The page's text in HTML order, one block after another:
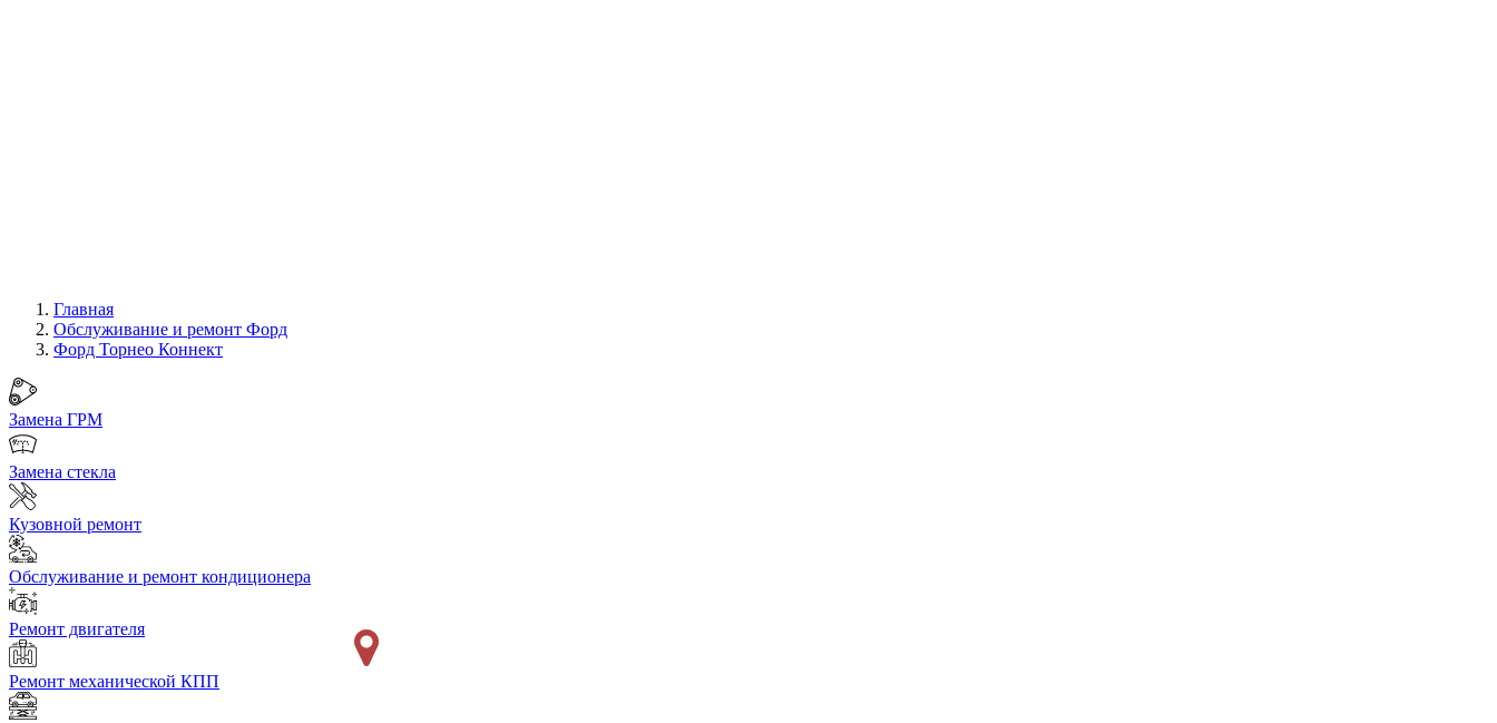
Главная
Обслуживание и ремонт Форд
Форд Торнео Коннект
Замена ГРМ
Замена стекла
Кузовной ремонт
Обслуживание и ремонт кондиционера
Ремонт двигателя
Ремонт механической КПП